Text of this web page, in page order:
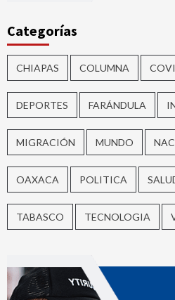
Categorías
CHIAPAS COLUMNA
DEPORTES FARÁNDULA
MIGRACIÓN MUNDO
OAXACA POLITICA
TABASCO TECNOLOGIA